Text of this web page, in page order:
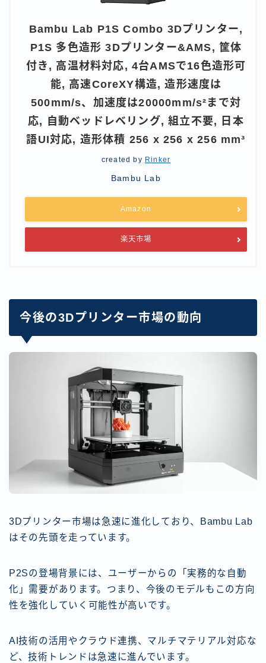
Bambu Lab P1S Combo 3Dプリンター,
P1S 多色造形 3Dプリンター&AMS, 筐体
付き, 高温材料対応, 4台AMSで16色造形可
能, 高速CoreXY構造, 造形速度は
500mm/s、加速度は20000mm/s²まで対
応, 自動ベッドレベリング, 組立不要, 日本
語UI対応, 造形体積 256 x 256 x 256 mm³
created by Rinker
Bambu Lab
Amazon
楽天市場
今後の3Dプリンター市場の動向
3Dプリンター市場は急速に進化しており、Bambu Lab
はその先頭を走っています。
P2Sの登場背景には、ユーザーからの「実務的な自動
化」需要があります。つまり、今後のモデルもこの方向
性を強化していく可能性が高いです。
AI技術の活用やクラウド連携、マルチマテリアル対応な
ど、技術トレンドは急速に進んでいます。